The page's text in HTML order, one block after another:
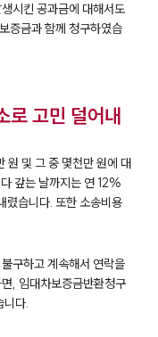
시킨 공과금에 대해서도
증금과 함께 청구하였습
로 고민 덜어내
원 및 그 중 몇천만 원에 대
갚는 날까지는 연 12%
렸습니다. 또한 소송비용
구하고 계속해서 연락을
, 임대차보증금반환청구
니다.